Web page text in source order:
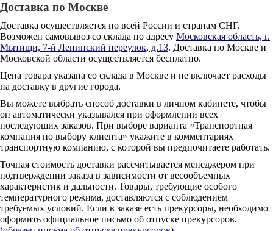
Доставка по Москве
Доставка осуществляется по всей России и странам СНГ.
Возможен самовывоз со склада по адресу Московская область, г.
Мытищи, 7-й Ленинский переулок, д.13. Доставка по Москве и
Московской области осуществляется бесплатно.
Цена товара указана со склада в Москве и не включает расходы
на доставку в другие города.
Вы можете выбрать способ доставки в личном кабинете, чтобы
он автоматически указывался при оформлении всех
последующих заказов. При выборе варианта «Транспортная
компания по выбору клиента» укажите в комментариях
транспортную компанию, с которой вы предпочитаете работать.
Точная стоимость доставки рассчитывается менеджером при
подтверждении заказа в зависимости от весообъемных
характеристик и дальности. Товары, требующие особого
температурного режима, доставляются с соблюдением
требуемых условий. Если в заказе есть прекурсоры, необходимо
оформить официальное письмо об отпуске прекурсоров.